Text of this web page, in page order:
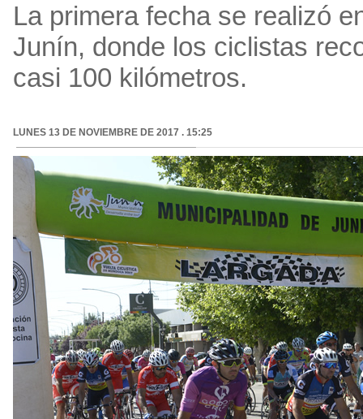
La primera fecha se realizó
Junín, donde los ciclistas
casi 100 kilómetros.
LUNES 13 DE NOVIEMBRE DE 2017 . 15:25